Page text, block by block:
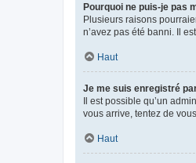
Pourquoi ne puis-je pas
Plusieurs raisons
n’avez pas été banni. Il
Haut
Je me suis enregistré
Il est possible qu’un
vous arrive, tentez de
Haut